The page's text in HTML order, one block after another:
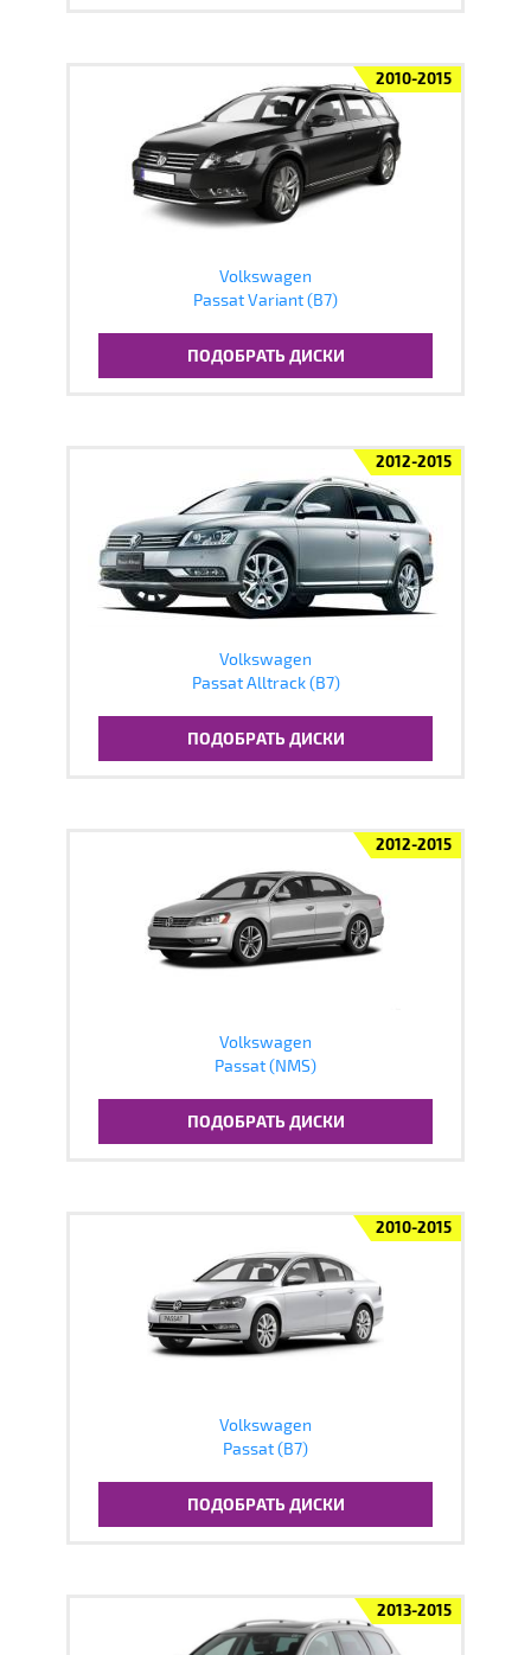
2010-2015
Volkswagen
Passat Variant (B7)
ПОДОБРАТЬ ДИСКИ
2012-2015
Volkswagen
Passat Alltrack (B7)
ПОДОБРАТЬ ДИСКИ
2012-2015
Volkswagen
Passat (NMS)
ПОДОБРАТЬ ДИСКИ
2010-2015
Volkswagen
Passat (B7)
ПОДОБРАТЬ ДИСКИ
2013-2015